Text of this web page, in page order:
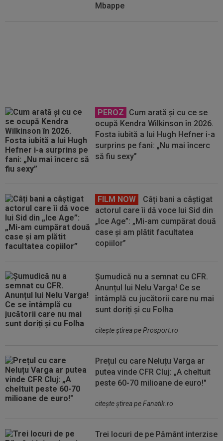
Mbappe
PEROZ
Cum arată și cu ce se
ocupă Kendra Wilkinson în 2026.
Fosta iubită a lui Hugh Hefner i-a
surprins pe fani: „Nu mai încerc
să fiu sexy”
FILM NOW
Câți bani a câștigat
actorul care îi dă voce lui Sid din
„Ice Age”: „Mi-am cumpărat două
case și am plătit facultatea
copiilor”
Șumudică nu a semnat cu CFR.
Anunțul lui Nelu Varga! Ce se
întâmplă cu jucătorii care nu mai
sunt doriți și cu Folha
citeşte ştirea pe Prosport.ro
Prețul cu care Neluțu Varga ar
putea vinde CFR Cluj: „A cheltuit
peste 60-70 milioane de euro!"
citeşte ştirea pe Fanatik.ro
Trei locuri de pe Pământ interzise